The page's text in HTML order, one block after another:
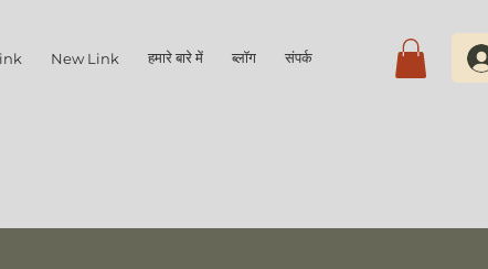
New Link हमारे बारे में ब्लॉग संपर्क करें